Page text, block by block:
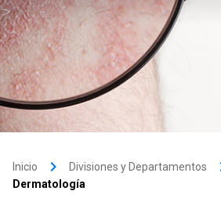
Inicio keyboard_arrow_right Divisiones y Departamentos
Dermatología